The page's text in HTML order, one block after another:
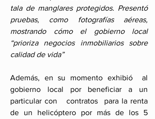
tala de manglares protegidos. Presentó
pruebas, como fotografías aéreas,
mostrando cómo el gobierno local
“prioriza negocios inmobiliarios sobre
calidad de vida”
Además, en su momento exhibió  al
gobierno local por beneficiar a un
particular con   contratos  para la renta
de un helicóptero por más de los 5